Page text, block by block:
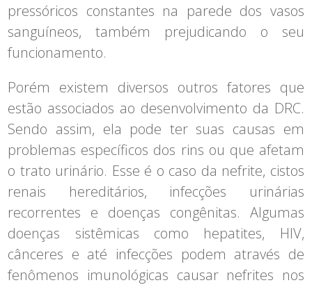
pressóricos constantes na parede dos vasos
sanguíneos, também prejudicando o seu
funcionamento.
Porém existem diversos outros fatores que
estão associados ao desenvolvimento da DRC.
Sendo assim, ela pode ter suas causas em
problemas específicos dos rins ou que afetam
o trato urinário. Esse é o caso da nefrite, cistos
renais hereditários, infecções urinárias
recorrentes e doenças congênitas. Algumas
doenças sistêmicas como hepatites, HIV,
cânceres e até infecções podem através de
fenômenos imunológicas causar nefrites nos